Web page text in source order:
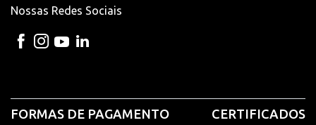
Nossas Redes Sociais
FORMAS DE PAGAMENTO CERTIFICADOS